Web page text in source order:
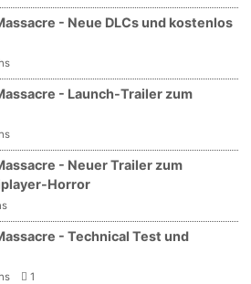
- Neue DLCs und kostenlos
- Launch-Trailer zum
- Neuer Trailer zum
Horror
- Technical Test und
1